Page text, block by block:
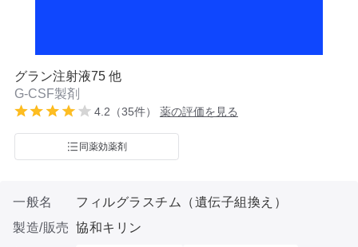
グラン注射液75 他
G-CSF製剤
4.2（35件） 薬の評価を見る
同薬効薬剤
一般名
フィルグラスチム（遺伝子組換え）
製造/販売 協和キリン